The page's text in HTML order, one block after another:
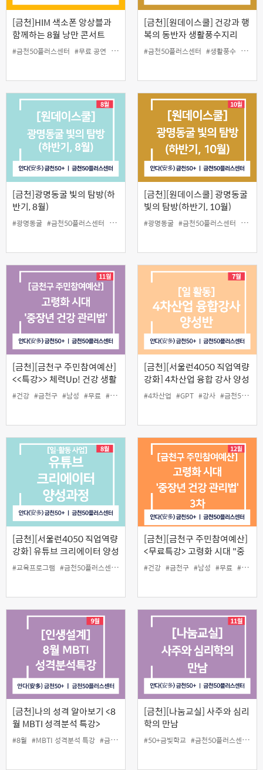
[금천]HIM 색소폰 앙상블과
함께하는 8월 낭만 콘서트
#금천50플러스센터 #무료 공연 #색소폰 #콘서트
[금천][원데이스쿨] 건강과 행
복의 동반자 생활풍수지리
#금천50플러스센터 #생활풍수 #원데
[금천]광명동굴 빛의 탐방(하
반기, 8월)
#광명동굴 #금천50플러스센터 #동굴 #야외수업 #원데이스쿨 #인생설계
[금천][원데이스쿨] 광명동굴
빛의 탐방(하반기, 10월)
#광명동굴 #금천50플러스센터 #동굴
[금천][금천구 주민참여예산]
<<특강>> 체력Up! 건강 생활
습관
#건강 #금천구 #남성 #무료 #주민참여예산 #중장년 #특강
[금천][서울런4050 직업역량
강화] 4차산업 융합 강사 양성
반
#4차산업 #GPT #강사 #금천50플러스센터
[금천][서울런4050 직업역량
강화] 유튜브 크리에이터 양성
과정(하반기)
#교육프로그램 #금천50플러스센터 #동영상 #쇼츠 #영상 #유튜브 #일활
[금천][금천구 주민참여예산]
<무료특강> 고령화 시대 "중
장년 건강관리법"
#건강 #금천구 #남성 #무료 #주민참여예산
[금천]나의 성격 알아보기 <8
월 MBTI 성격분석 특강>
#8월 #MBTI 성격분석 특강 #금천50플러스센터 #성격유형검사
[금천][나눔교실] 사주와 심리
학의 만남
#50+금빛학교 #금천50플러스센터